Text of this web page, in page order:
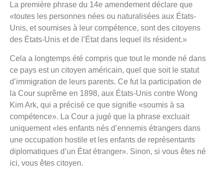
La première phrase du 14e amendement déclare que
«toutes les personnes nées ou naturalisées aux États-
Unis, et soumises à leur compétence, sont des citoyens
des États-Unis et de l’État dans lequel ils résident.»
Cela a longtemps été compris que tout le monde né dans
ce pays est un citoyen américain, quel que soit le statut
d’immigration de leurs parents. Ce fut la participation de
la Cour suprême en 1898, aux États-Unis contre Wong
Kim Ark, qui a précisé ce que signifie «soumis à sa
compétence». La Cour a jugé que la phrase excluait
uniquement «les enfants nés d’ennemis étrangers dans
une occupation hostile et les enfants de représentants
diplomatiques d’un État étranger». Sinon, si vous êtes né
ici, vous êtes citoyen.